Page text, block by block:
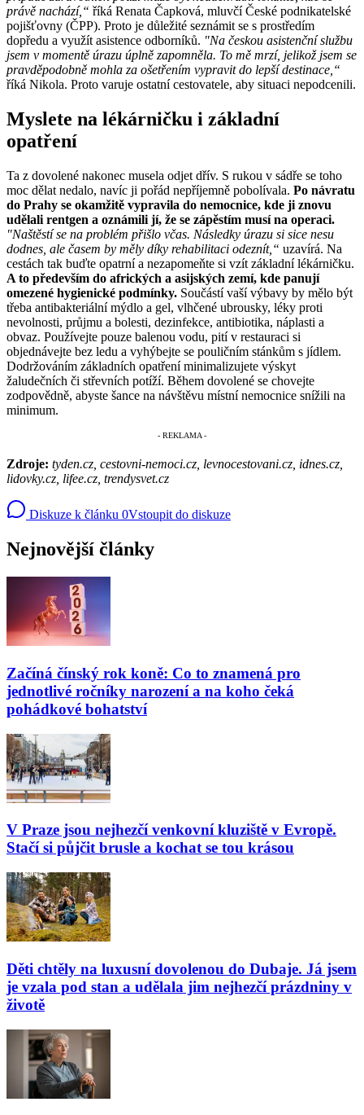
právě nachází,“ říká Renata Čapková, mluvčí České podnikatelské
pojišťovny (ČPP). Proto je důležité seznámit se s prostředím
dopředu a využít asistence odborníků. "Na českou asistenční službu
jsem v momentě úrazu úplně zapomněla. To mě mrzí, jelikož jsem se
pravděpodobně mohla za ošetřením vypravit do lepší destinace,“
říká Nikola. Proto varuje ostatní cestovatele, aby situaci nepodcenili.
Myslete na lékárničku i základní
opatření
Ta z dovolené nakonec musela odjet dřív. S rukou v sádře se toho
moc dělat nedalo, navíc ji pořád nepříjemně pobolívala. Po návratu
do Prahy se okamžitě vypravila do nemocnice, kde ji znovu
udělali rentgen a oznámili jí, že se zápěstím musí na operaci.
"Naštěstí se na problém přišlo včas. Následky úrazu si sice nesu
dodnes, ale časem by měly díky rehabilitaci odeznít,“ uzavírá. Na
cestách tak buďte opatrní a nezapomeňte si vzít základní lékárničku.
A to především do afrických a asijských zemí, kde panují
omezené hygienické podmínky. Součástí vaší výbavy by mělo být
třeba antibakteriální mýdlo a gel, vlhčené ubrousky, léky proti
nevolnosti, průjmu a bolesti, dezinfekce, antibiotika, náplasti a
obvaz. Používejte pouze balenou vodu, pití v restauraci si
objednávejte bez ledu a vyhýbejte se pouličním stánkům s jídlem.
Dodržováním základních opatření minimalizujete výskyt
žaludečních či střevních potíží. Během dovolené se chovejte
zodpovědně, abyste šance na návštěvu místní nemocnice snížili na
minimum.
Zdroje: tyden.cz, cestovni-nemoci.cz, levnocestovani.cz, idnes.cz,
lidovky.cz, lifee.cz, trendysvet.cz
Diskuze k článku 0Vstoupit do diskuze
Nejnovější články
Začíná čínský rok koně: Co to znamená pro
jednotlivé ročníky narození a na koho čeká
pohádkové bohatství
V Praze jsou nejhezčí venkovní kluziště v Evropě.
Stačí si půjčit brusle a kochat se tou krásou
Děti chtěly na luxusní dovolenou do Dubaje. Já jsem
je vzala pod stan a udělala jim nejhezčí prázdniny v
životě